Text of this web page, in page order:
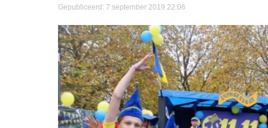
Gepubliceerd: 7 september 2019 22:06